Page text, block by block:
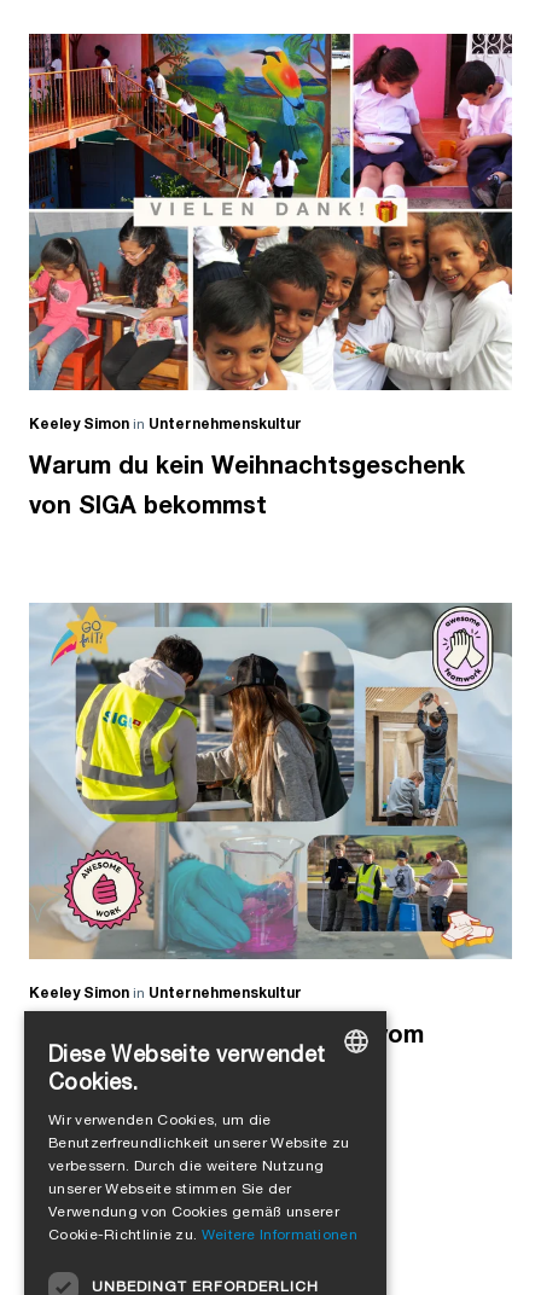
Keeley Simon in Unternehmenskultur
Warum du kein Weihnachtsgeschenk
von SIGA bekommst
Keeley Simon in Unternehmenskultur
Früh übt sich: Tino berichtet vom
Zukunftstag bei SIGA
Mehr laden
ENGLISH
FRENCH
Diese Webseite verwendet
Cookies.
Wir verwenden Cookies, um die
Benutzerfreundlichkeit unserer Website zu
verbessern. Durch die weitere Nutzung
unserer Webseite stimmen Sie der
Verwendung von Cookies gemäß unserer
Cookie-Richtlinie zu. Weitere Informationen
UNBEDINGT ERFORDERLICH